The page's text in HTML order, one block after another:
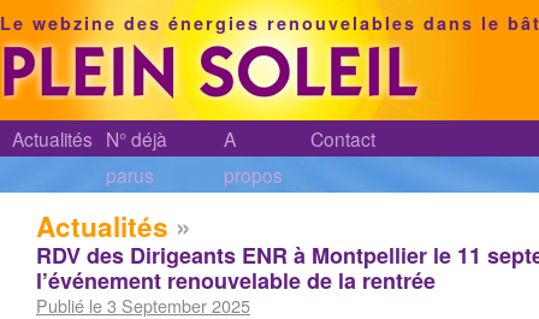
Le webzine des énergies renouvelables dans le
Actualités N° déjà
parus
A
propos
Contact
Actualités »
RDV des Dirigeants ENR à Montpellier le 11
l’événement renouvelable de la rentrée
Publié le 3 September 2025